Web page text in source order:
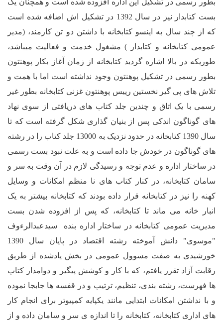
بست کتابدار نیز در سال 1392 در تشکیل اش اضافه شده است
به اینسو کتابخانه با داشتن دو تن کارمند، (مدیر
و کتابدار ) مشغول خدمت و فعالیت میباشد،
اشاره گردید کتابخانه از زمان آغاز بکار پوهنتون
در تشکیل پوهنتون وجود نداشته است اما با همت و
گیر نخستین رییس پوهنتون غزنی کتابخانه بطور غیر
اتاق و چندین جلد کتاب های دریافتی از سوی نهاد
اندکی پس از بنیان گذاری شکل گرفته است که تا
سال 1390 کتابخانه در حدود نزدیک به 13000 جلد کتاب را در رشته
در خودش جا داده است و به علت نبود بست رسمی
اداره و عدم توجه و رسیدگی لازم در آن وقت به سر و
در کنار کتاب های نا منظم امکانات و وسایل
در کتابخانه قرار داده بودند که کتابخانه بیشتر به یک
می ماند تا کتابخانه، که پس از افزوده شدن بست
کتابخانه در ساختار اداره بنده سیدعبدالرءوف
"موسوی" دانش آموخته رشته اقتصاد در پایان سال 1390
صفت مسوول عمومی در بخش یادشده از طریق
تقرر یافتم، که با کار و کوشش پیگیر و دوامدار کتاب
بندی، تنظیم، ترتیب و در قفسه ها جابجا نموده
امکانات ابتدایی مانند یکپایه کمپیوتر برای انجام کار
کتابخانه را تا اندازه ی سر و سامان داده و از